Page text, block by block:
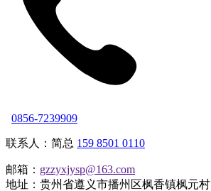
0856-7239909
联系人：简总 159 8501 0110
邮箱： gzzyxjysp@163.com
地址：贵州省遵义市播州区枫香镇枫元村